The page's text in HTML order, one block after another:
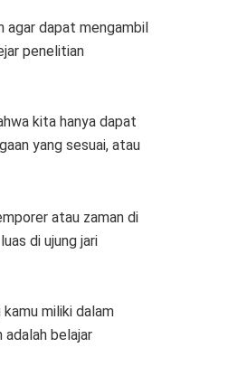
agar dapat mengambil
penelitian
kita hanya dapat
yang sesuai, atau
atau zaman di
di ujung jari
miliki dalam
adalah belajar